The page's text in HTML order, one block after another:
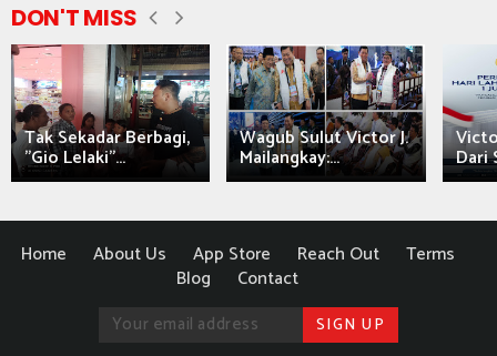
DON'T MISS
Tak Sekadar Berbagi,
"Gio Lelaki"...
Wagub Sulut Victor J.
Mailangkay:... Dari
Home About Us App Store Reach Out
Terms
Blog
Contact